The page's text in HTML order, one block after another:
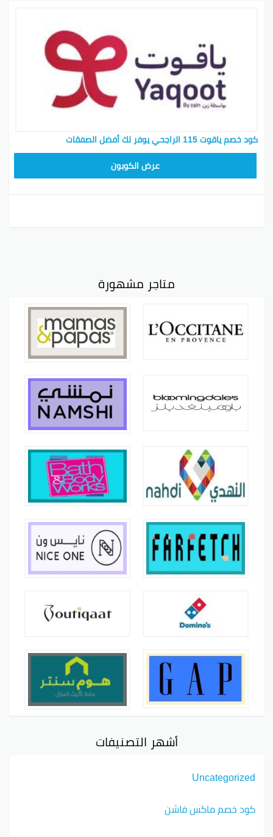
كود خصم ياقوت 115 الراجحي يوفر لك أفضل الصفقات
عرض الكوبون
متاجر مشهورة
أشهر التصنيفات
Uncategorized
كود خصم ماكس فاشن